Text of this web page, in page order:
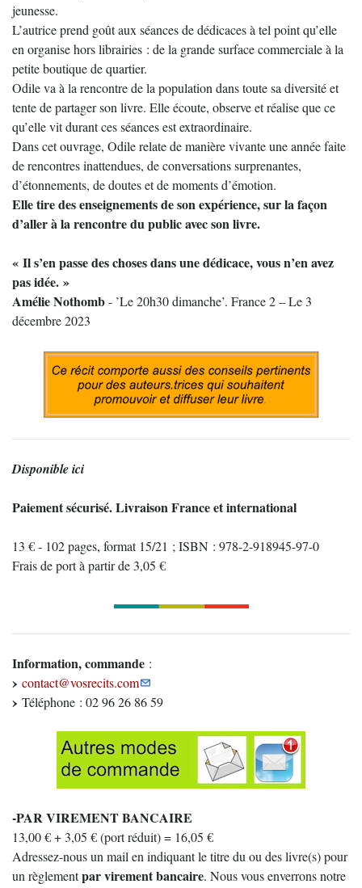
jeunesse.
L’autrice prend goût aux séances de dédicaces à tel point qu’elle
en organise hors librairies : de la grande surface commerciale à la
petite boutique de quartier.
Odile va à la rencontre de la population dans toute sa diversité et
tente de partager son livre. Elle écoute, observe et réalise que ce
qu’elle vit durant ces séances est extraordinaire.
Dans cet ouvrage, Odile relate de manière vivante une année faite
de rencontres inattendues, de conversations surprenantes,
d’étonnements, de doutes et de moments d’émotion.
Elle tire des enseignements de son expérience, sur la façon
d’aller à la rencontre du public avec son livre.
« Il s’en passe des choses dans une dédicace, vous n’en avez
pas idée. »
Amélie Nothomb- ’Le 20h30 dimanche’. France 2 – Le 3
décembre 2023
Disponible ici
Paiement sécurisé.Livraison France et international
13 € - 102 pages, format 15/21 ; ISBN : 978-2-918945-97-0
Frais de port à partir de 3,05 €
Information, commande :
contact@vosrecits.com
Téléphone : 02 96 26 86 59
-PAR VIREMENT BANCAIRE
13,00 € + 3,05 € (port réduit) = 16,05 €
Adressez-nous un mail en indiquant le titre du ou des livre(s) pour
un règlementpar virement bancaire. Nous vous enverrons notre